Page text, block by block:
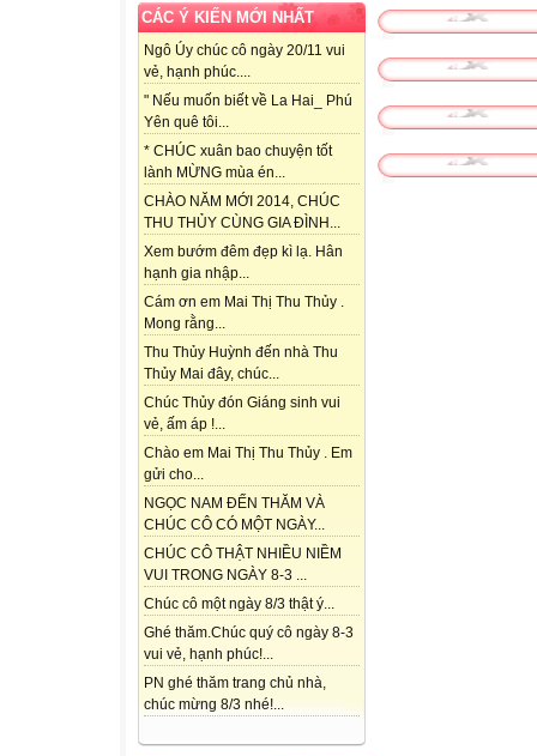
CÁC Ý KIẾN MỚI NHẤT
Ngô Úy chúc cô ngày 20/11 vui
vẻ, hạnh phúc....
" Nếu muốn biết về La Hai_ Phú
Yên quê tôi...
* CHÚC xuân bao chuyện tốt
lành MỪNG mùa én...
CHÀO NĂM MỚI 2014, CHÚC
THU THỦY CÙNG GIA ĐÌNH...
Xem bướm đêm đẹp kì lạ. Hân
hạnh gia nhập...
Cám ơn em Mai Thị Thu Thủy .
Mong rằng...
Thu Thủy Huỳnh đến nhà Thu
Thủy Mai đây, chúc...
Chúc Thủy đón Giáng sinh vui
vẻ, ấm áp !...
Chào em Mai Thị Thu Thủy . Em
gửi cho...
NGỌC NAM ĐẾN THĂM VÀ
CHÚC CÔ CÓ MỘT NGÀY...
CHÚC CÔ THẬT NHIỀU NIỀM
VUI TRONG NGÀY 8-3 ...
Chúc cô một ngày 8/3 thật ý...
Ghé thăm.Chúc quý cô ngày 8-3
vui vẻ, hạnh phúc!...
PN ghé thăm trang chủ nhà,
chúc mừng 8/3 nhé!...